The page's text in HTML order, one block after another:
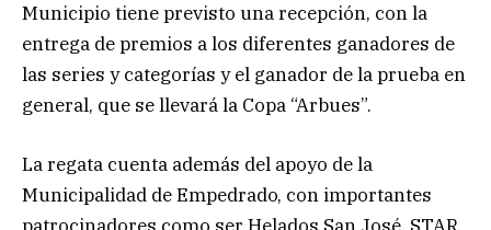
Municipio tiene previsto una recepción, con la
entrega de premios a los diferentes ganadores de
las series y categorías y el ganador de la prueba en
general, que se llevará la Copa “Arbues”.
La regata cuenta además del apoyo de la
Municipalidad de Empedrado, con importantes